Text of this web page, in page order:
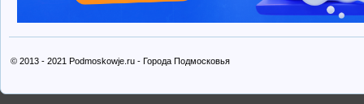
© 2013 - 2021 Podmoskowje.ru - Города Подмосковья